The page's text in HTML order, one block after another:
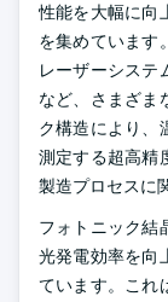
性能を大幅に向
を集めています
レーザーシステ
など、さまざま
ク構造により、
測定する超高精
製造プロセスに
フォトニック結
光発電効率を向
ています。これ